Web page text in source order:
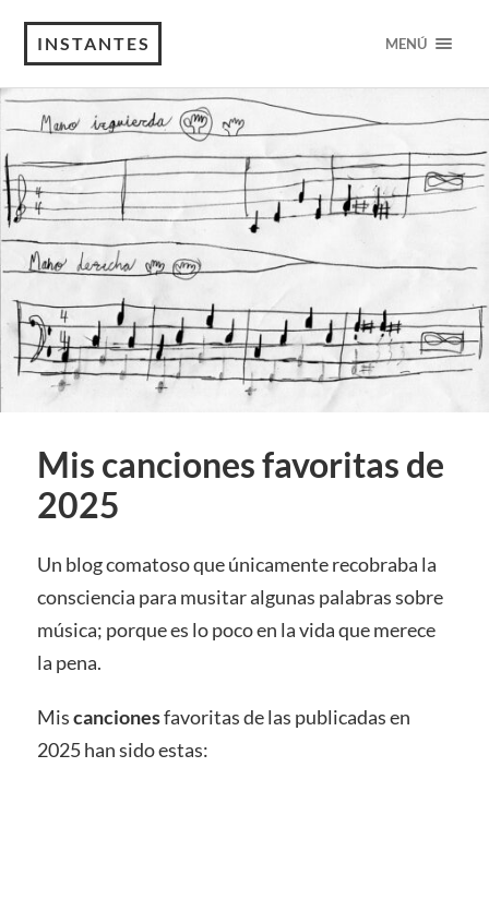
INSTANTES MENÚ
Mis canciones favoritas de
2025
Un blog comatoso que únicamente recobraba la
consciencia para musitar algunas palabras sobre
música; porque es lo poco en la vida que merece
la pena.
Miscancionesfavoritas de las publicadas en
2025 han sido estas: